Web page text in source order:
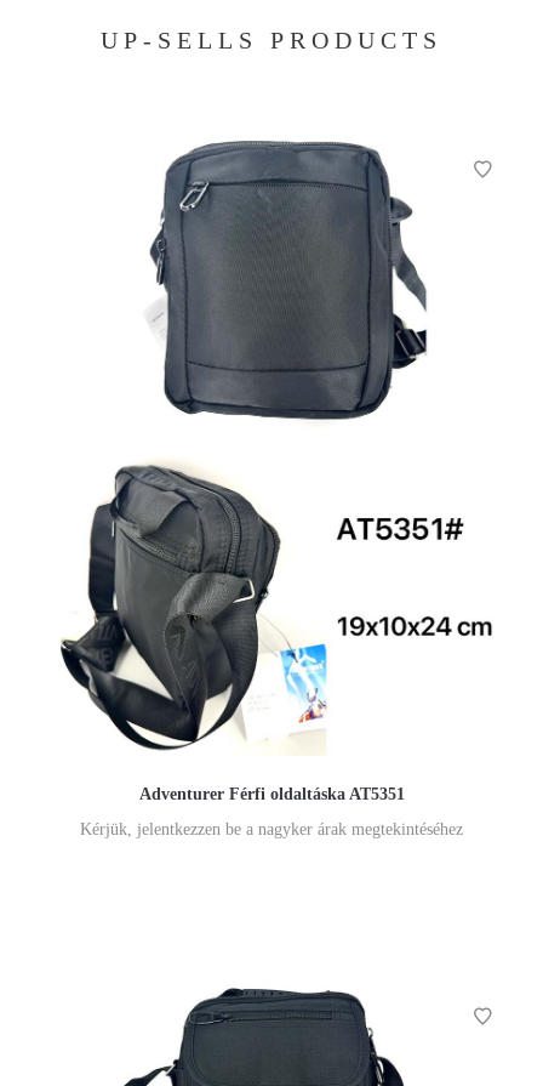
UP-SELLS PRODUCTS
Adventurer Férfi oldaltáska AT5351
Kérjük, jelentkezzen be a nagyker árak megtekintéséhez